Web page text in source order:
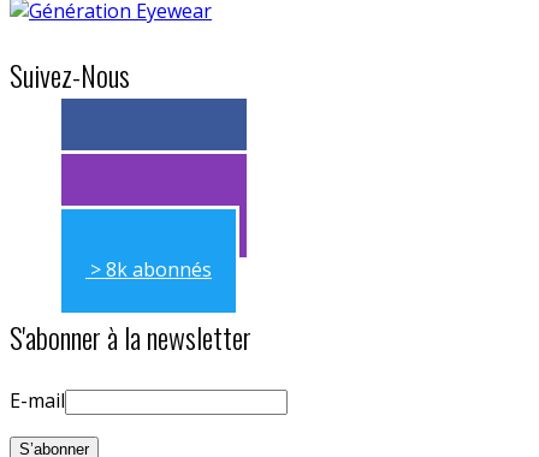
Suivez-Nous
> 11k abonnés
> 11k abonnés
> 8k abonnés
S'abonner à la newsletter
E-mail